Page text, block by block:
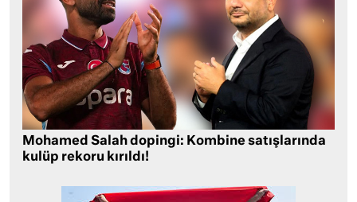
Mohamed Salah dopingi: Kombine satışlarında
kulüp rekoru kırıldı!